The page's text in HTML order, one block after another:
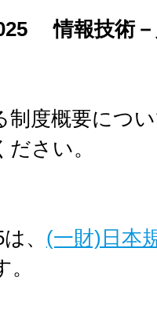
情報技術
制度概要につ
さい。
、 (一財)日本